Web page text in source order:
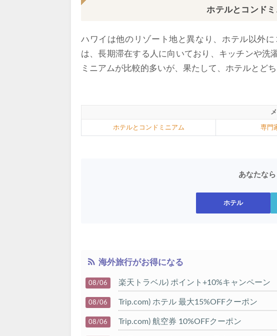
ホテルとコンド
ハワイは他のリゾート地と異なり、ホテル以外
は、長期滞在する人に向いており、キッチンや洗
ミニアムが比較的多いが、果たして、ホテルとど
ホテルとコンドミニアム 専門
あなたな
ホテル
海外旅行がお得になる
08/06 楽天トラベル) ポイント+10%キャンペーン
08/06 Trip.com) ホテル 最大15%OFFクーポン
08/06 Trip.com) 航空券 10%OFFクーポン